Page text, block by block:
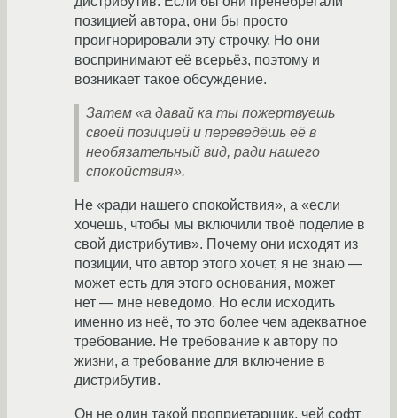
позицией автора, они бы просто
проигнорировали эту строчку. Но они
воспринимают её всерьёз, поэтому и
возникает такое обсуждение.
Затем «а давай ка ты пожертвуешь
своей позицией и переведёшь её в
необязательный вид, ради нашего
спокойствия».
Не «ради нашего спокойствия», а «если
хочешь, чтобы мы включили твоё поделие в
свой дистрибутив». Почему они исходят из
позиции, что автор этого хочет, я не знаю —
может есть для этого основания, может
нет — мне неведомо. Но если исходить
именно из неё, то это более чем адекватное
требование. Не требование к автору по
жизни, а требование для включение в
дистрибутив.
Он не один такой проприетарщик, чей софт